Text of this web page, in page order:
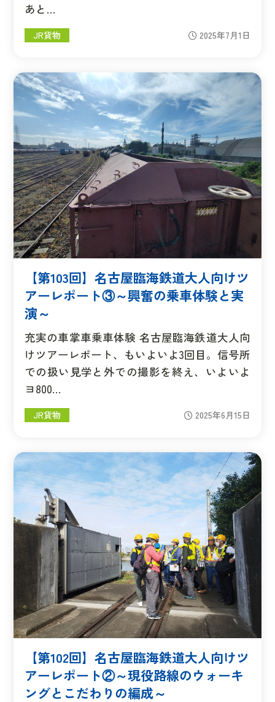
あと…
JR貨物 2025年7月1日
【第103回】名古屋臨海鉄道大人向けツ
アーレポート③～興奮の乗車体験と実
演～
充実の車掌車乗車体験 名古屋臨海鉄道大人向
けツアーレポート、もいよいよ3回目。信号所
での扱い見学と外での撮影を終え、いよいよ
ヨ800…
JR貨物 2025年6月15日
【第102回】名古屋臨海鉄道大人向けツ
アーレポート②～現役路線のウォーキ
ングとこだわりの編成～